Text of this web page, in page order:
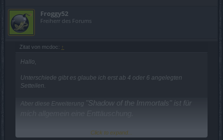
Froggy52
Freiherr des Forums
Zitat von mcdoc: ↑
Hallo,
Unterschiede gibt es glaube ich erst ab 4 oder 6 angelegten
Setteilen.
Aber diese Erweiterung "Shadow of the Immortals" ist für
Das einzige was ich mir bauen werde ist die Rune,
Click to expand...